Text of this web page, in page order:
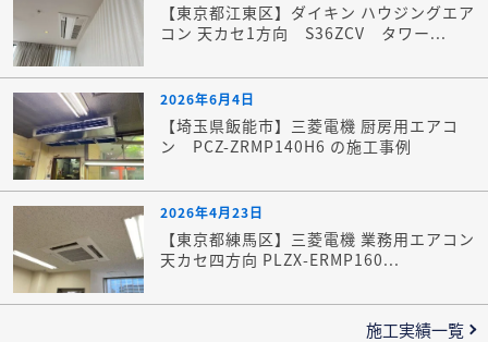
【東京都江東区】ダイキン ハウジングエア
コン 天カセ1方向 S36ZCV タワー...
2026年6月4日
【埼玉県飯能市】三菱電機 厨房用エアコ
ン PCZ-ZRMP140H6 の施工事例
2026年4月23日
【東京都練馬区】三菱電機 業務用エアコン
天カセ四方向 PLZX-ERMP160...
施工実績一覧